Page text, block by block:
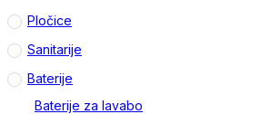
Pločice
Sanitarije
Baterije
Baterije za lavabo